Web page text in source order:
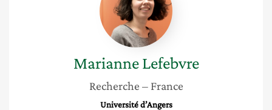
Marianne Lefebvre
Recherche – France
Université d’Angers